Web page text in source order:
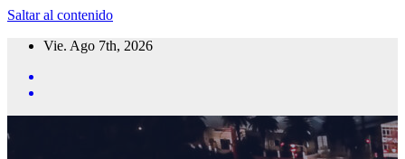
Saltar al contenido
Vie. Ago 7th, 2026